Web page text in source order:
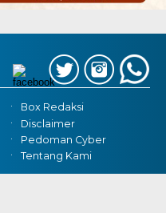
Box Redaksi
Disclaimer
Pedoman Cyber
Tentang Kami